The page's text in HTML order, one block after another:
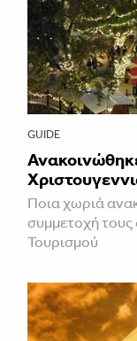
GUIDE
Ποια χωριά
συμμετοχή
Τουρισμού